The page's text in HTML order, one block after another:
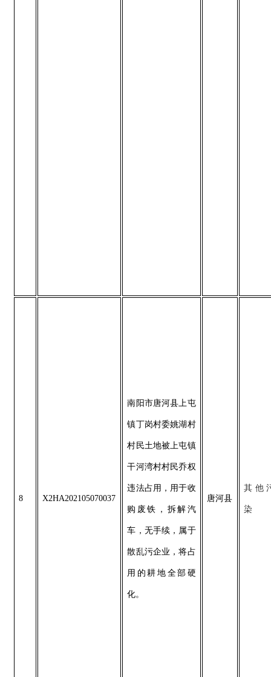
8 X2HA202105070037
南阳市唐河县上屯
镇丁岗村委姚湖村
村民土地被上屯镇
干河湾村村民乔权
违法占用，用于收
购废铁，拆解汽
车，无手续，属于
散乱污企业，将占
用的耕地全部硬
化。
唐河县
其他
染